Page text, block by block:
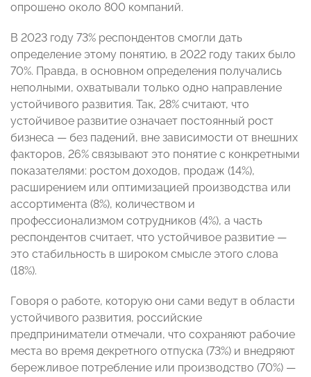
опрошено около 800 компаний.
В 2023 году 73% респондентов смогли дать
определение этому понятию, в 2022 году таких было
70%. Правда, в основном определения получались
неполными, охватывали только одно направление
устойчивого развития. Так, 28% считают, что
устойчивое развитие означает постоянный рост
бизнеса — без падений, вне зависимости от внешних
факторов, 26% связывают это понятие с конкретными
показателями: ростом доходов, продаж (14%),
расширением или оптимизацией производства или
ассортимента (8%), количеством и
профессионализмом сотрудников (4%), а часть
респондентов считает, что устойчивое развитие —
это стабильность в широком смысле этого слова
(18%).
Говоря о работе, которую они сами ведут в области
устойчивого развития, российские
предприниматели отмечали, что сохраняют рабочие
места во время декретного отпуска (73%) и внедряют
бережливое потребление или производство (70%) —